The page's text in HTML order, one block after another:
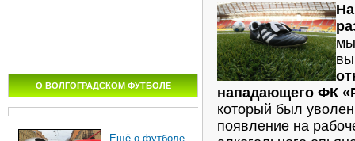
О ВОЛГОГРАДСКОМ ФУТБОЛЕ
Ещё о футболе.
нападающего ФК
который был
появление на